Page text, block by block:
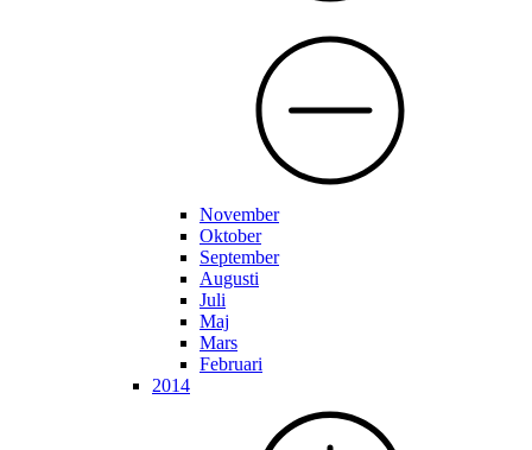
November
Oktober
September
Augusti
Juli
Maj
Mars
Februari
2014